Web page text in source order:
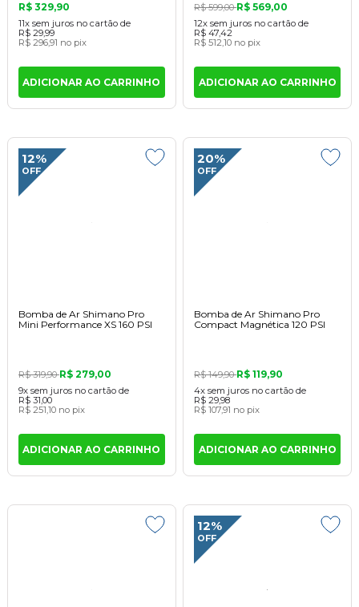
R$ 329,90
11x sem juros no cartãode
R$ 29,99
R$ 296,91 no pix
ADICIONAR AO CARRINHO
R$ 599,00R$ 569,00
12x sem juros no cartão de
R$ 47,42
R$ 512,10 no pix
ADICIONAR AO CARRINHO
12%
OFF
Bomba de Ar Shimano Pro
Mini Performance XS 160 PSI
R$ 319,90R$ 279,00
9x sem juros no cartãode
R$ 31,00
R$ 251,10 no pix
ADICIONAR AO CARRINHO
20%
OFF
Bomba de Ar Shimano Pro
Compact Magnética 120 PSI
R$ 149,90R$ 119,90
4x sem juros no cartão de
R$ 29,98
R$ 107,91 no pix
ADICIONAR AO CARRINHO
12%
OFF